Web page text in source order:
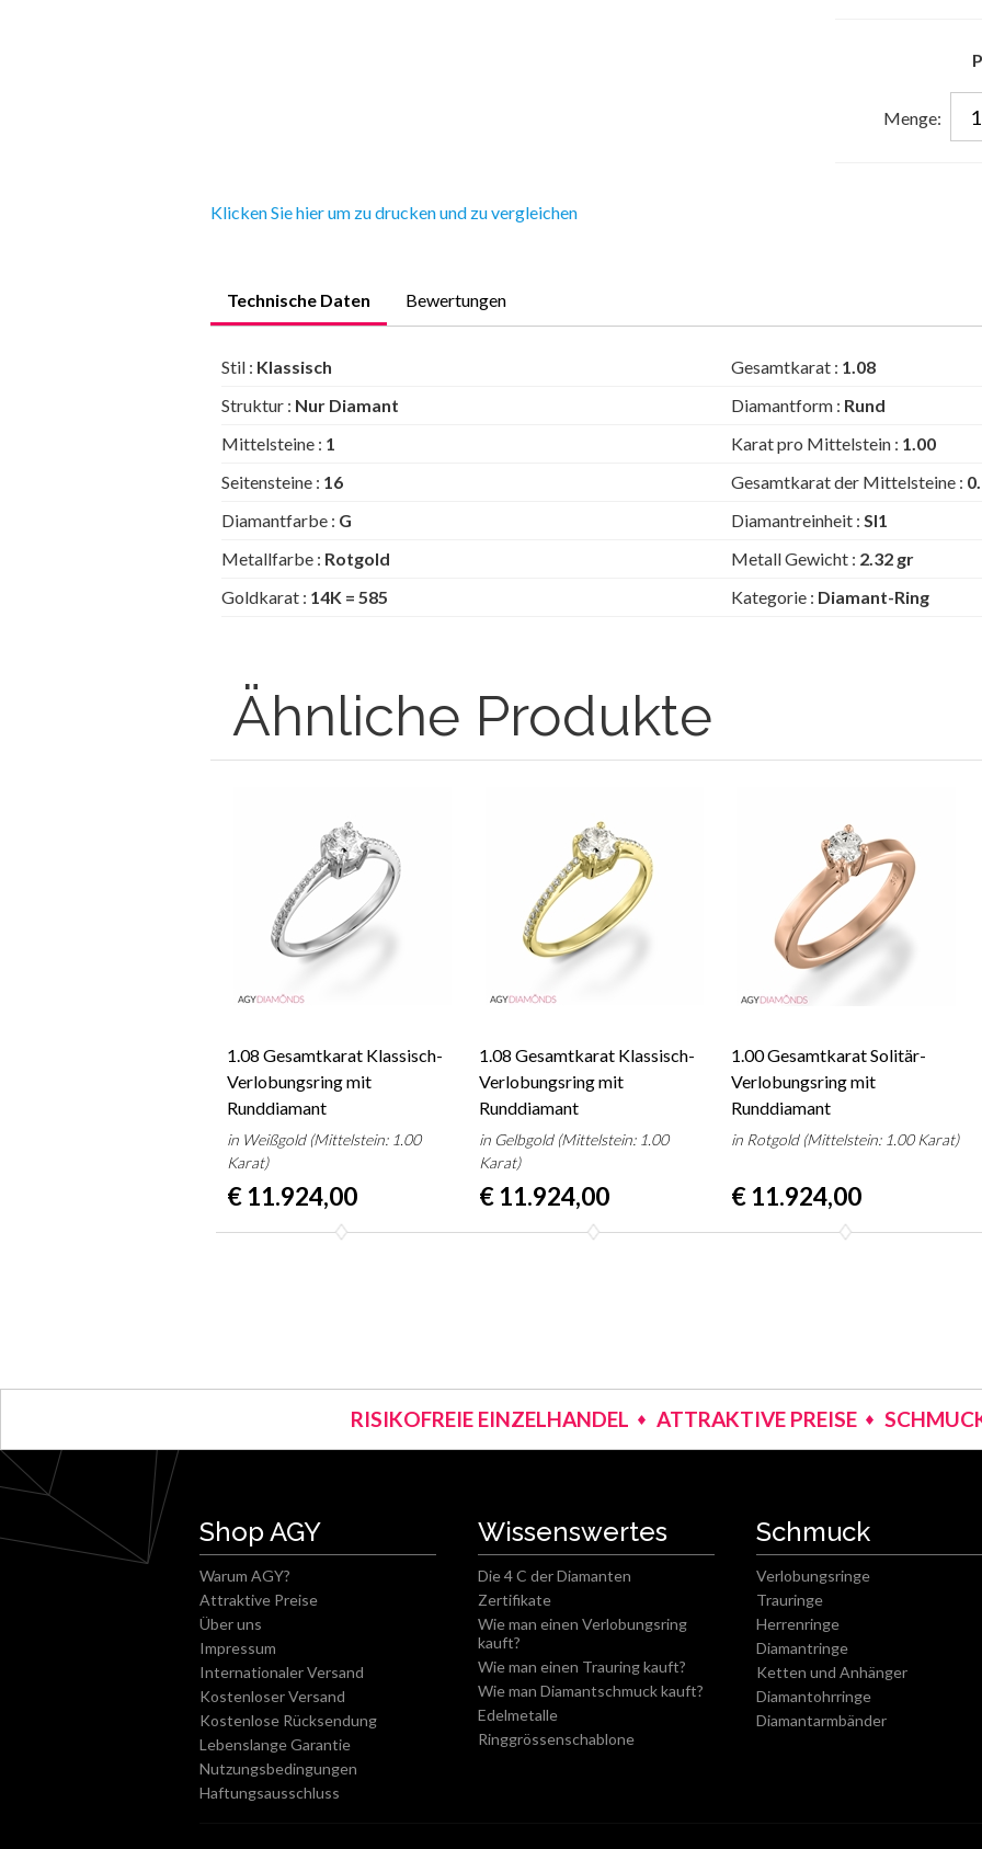
Menge:
Klicken Sie hier um zu drucken und zu vergleichen
Technische Daten Bewertungen
Stil : Klassisch Gesamtkarat : 1.08
Struktur : Nur Diamant Diamantform : Rund
Mittelsteine : 1 Karat pro Mittelstein : 1.00
Seitensteine : 16 Gesamtkarat der Mittelsteine :
Diamantfarbe : G Diamantreinheit : SI1
Metallfarbe : Rotgold Metall Gewicht : 2.32 gr
Goldkarat : 14K = 585 Kategorie : Diamant-Ring
Ähnliche Produkte
1.08 Gesamtkarat Klassisch-
Verlobungsring mit
Runddiamant
in Weißgold (Mittelstein: 1.00
Karat)
€ 11.924,00
1.08 Gesamtkarat Klassisch-
Verlobungsring mit
Runddiamant
in Gelbgold (Mittelstein: 1.00
Karat)
€ 11.924,00
1.00 Gesamtkarat Solitär-
Verlobungsring mit
Runddiamant
in Rotgold (Mittelstein: 1.00 Karat)
€ 11.924,00
RISIKOFREIE EINZELHANDEL ATTRAKTIVE PREISE
Shop AGY
Warum AGY?
Attraktive Preise
Über uns
Impressum
Internationaler Versand
Kostenloser Versand
Kostenlose Rücksendung
Lebenslange Garantie
Nutzungsbedingungen
Haftungsausschluss
Wissenswertes
Die 4 C der Diamanten
Zertifikate
Wie man einen Verlobungsring
kauft?
Wie man einen Trauring kauft?
Wie man Diamantschmuck kauft?
Edelmetalle
Ringgrössenschablone
Schmuck
Verlobungsringe
Trauringe
Herrenringe
Diamantringe
Ketten und Anhänger
Diamantohrringe
Diamantarmbänder